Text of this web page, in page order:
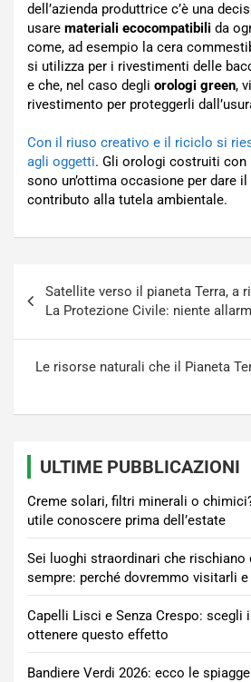
dell’azienda produttrice c’è una
usare materiali ecocompatibili da
come, ad esempio la cera
si utilizza per i rivestimenti delle
e che, nel caso degli orologi green,
rivestimento per proteggerli
Con il riuso creativo e il riciclo si
agli oggetti. Gli orologi costruiti con
sono un’ottima occasione per dare
contributo alla tutela ambientale.
articoli
Satellite verso il pianeta Terra, a
La Protezione Civile: niente
Le risorse naturali che il Pianeta
ULTIME PUBBLICAZIONI
Creme solari, filtri minerali o
utile conoscere prima dell’estate
Sei luoghi straordinari che rischiano
sempre: perché dovremmo visitarli
Capelli Lisci e Senza Crespo: scegli
ottenere questo effetto
Bandiere Verdi 2026: ecco le